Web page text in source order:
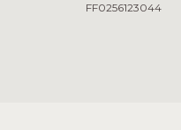
FF0256123044